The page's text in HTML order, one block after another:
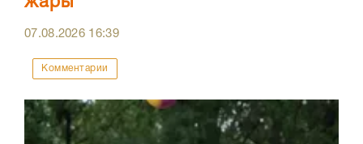
07.08.2026 16:39
Комментарии